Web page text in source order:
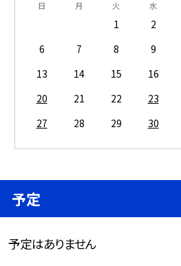
日 月 火 水
1 2
6
7 8 9
13
14 15 16
20
21 22 23
27
28 29 30
予定
予定はありません